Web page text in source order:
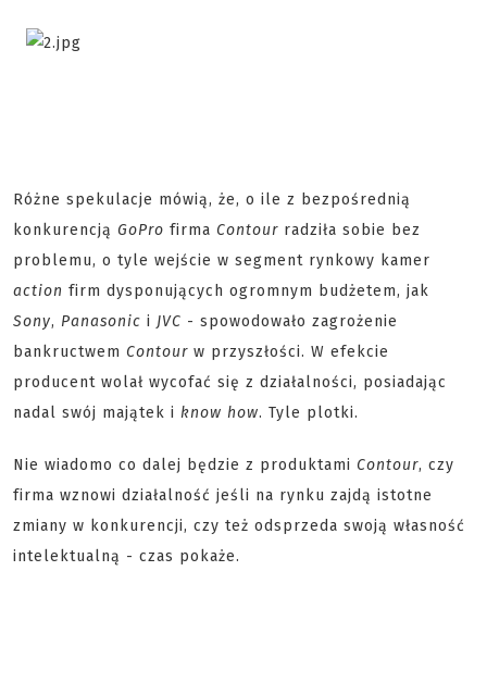
Różne spekulacje mówią, że, o ile z bezpośrednią
konkurencją GoPro firma Contour radziła sobie bez
problemu, o tyle wejście w segment rynkowy kamer
action firm dysponujących ogromnym budżetem, jak
Sony, Panasonic i JVC - spowodowało zagrożenie
bankructwem Contour w przyszłości. W efekcie
producent wolał wycofać się z działalności, posiadając
nadal swój majątek i know how. Tyle plotki.
Nie wiadomo co dalej będzie z produktami Contour, czy
firma wznowi działalność jeśli na rynku zajdą istotne
zmiany w konkurencji, czy też odsprzeda swoją własność
intelektualną - czas pokaże.